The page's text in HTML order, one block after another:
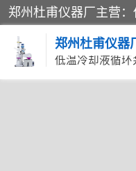
郑州杜甫仪器厂